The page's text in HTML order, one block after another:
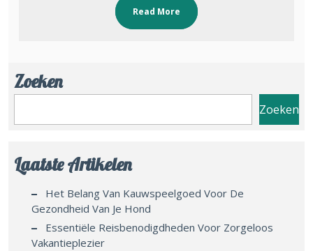
Read More
Zoeken
Zoeken
Laatste Artikelen
Het Belang Van Kauwspeelgoed Voor De
Gezondheid Van Je Hond
Essentiële Reisbenodigdheden Voor Zorgeloos
Vakantieplezier